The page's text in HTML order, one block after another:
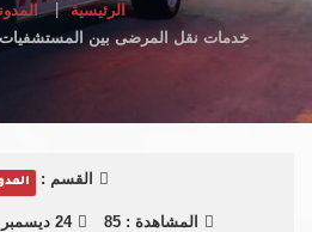
الرئيسية
خدمات نقل المرضى بين المستشفيات بشكل
القسم :
المشاهدة : 85 24 ديسمبر 2025 - 08:05 ص